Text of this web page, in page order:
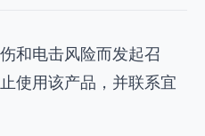
和电击风险而发起召
使用该产品，并联系宜